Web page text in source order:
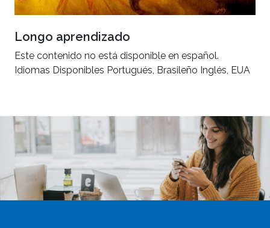
Longo aprendizado
Este contenido no está disponible en español.
Idiomas Disponibles Portugués, Brasileño Inglés, EUA